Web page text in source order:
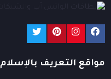
مواقع التعريف بالإسلام